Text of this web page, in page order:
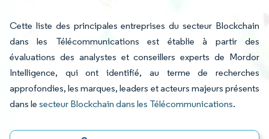
Cette liste des principales entreprises du secteur Blockchain
dans les Télécommunications est établie à partir des
évaluations des analystes et conseillers experts de Mordor
Intelligence, qui ont identifié, au terme de recherches
approfondies, les marques, leaders et acteurs majeurs présents
dans le secteur Blockchain dans les Télécommunications.